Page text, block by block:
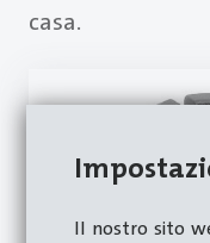
Il nostro sito
casa.